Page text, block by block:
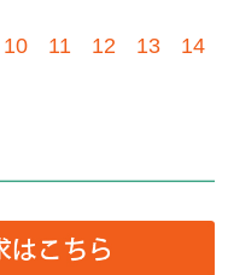
10 11 12 13
14